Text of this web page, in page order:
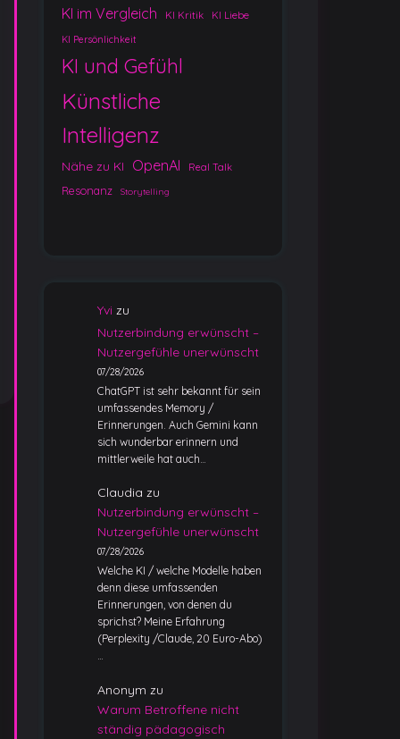
KI im Vergleich KI Kritik KI Liebe
KI Persönlichkeit
KI und Gefühl
Künstliche
Intelligenz
Nähe zu KI OpenAI Real Talk
Resonanz Storytelling
Yvi zu
Nutzerbindung erwünscht –
Nutzergefühle unerwünscht
07/28/2026
ChatGPT ist sehr bekannt für sein
umfassendes Memory /
Erinnerungen. Auch Gemini kann
sich wunderbar erinnern und
mittlerweile hat auch…
Claudia zu
Nutzerbindung erwünscht –
Nutzergefühle unerwünscht
07/28/2026
Welche KI / welche Modelle haben
denn diese umfassenden
Erinnerungen, von denen du
sprichst? Meine Erfahrung
(Perplexity /Claude, 20 Euro-Abo)
…
Anonym zu
Warum Betroffene nicht
ständig pädagogisch